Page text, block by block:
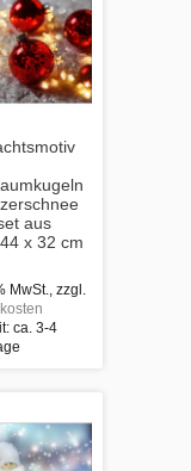
aus
x 32 cm
MwSt. zzgl.
ca. 3-4